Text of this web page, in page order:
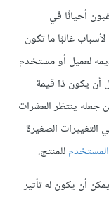
أحيانًا في
غالبًا ما تكون
لعميل أو مستخدم
أن يكون ذا قيمة
جعله ينتظر العشرات
التغييرات الصغيرة
للمنتج.
أن يكون له تأثير